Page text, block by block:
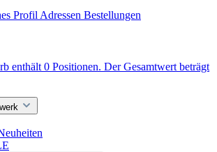
Profil Adressen Bestellungen
enthält 0 Positionen. Der Gesamtwert beträgt